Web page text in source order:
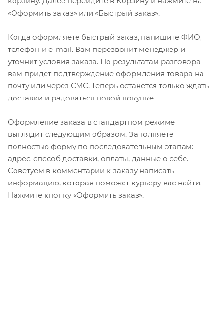
«Оформить заказ» или «Быстрый заказ».
Когда оформляете быстрый заказ, напишите ФИО,
телефон и e-mail. Вам перезвонит менеджер и
уточнит условия заказа. По результатам разговора
вам придет подтверждение оформления товара на
почту или через СМС. Теперь останется только ждать
доставки и радоваться новой покупке.
Оформление заказа в стандартном режиме
выглядит следующим образом. Заполняете
полностью форму по последовательным этапам:
адрес, способ доставки, оплаты, данные о себе.
Советуем в комментарии к заказу написать
информацию, которая поможет курьеру вас найти.
Нажмите кнопку «Оформить заказ».